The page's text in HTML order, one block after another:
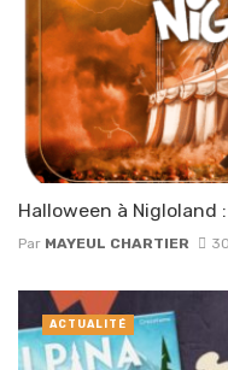
Halloween à Nigloland
Par MAYEUL CHARTIER
ACTUALITÉ